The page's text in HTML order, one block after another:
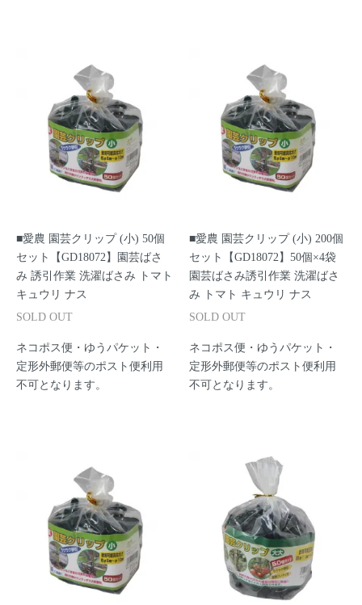
■愛農 園芸クリップ (小) 50個
セット【GD18072】園芸ばさ
み 誘引作業 洗濯ばさみ トマト
キュウリ ナス
SOLD OUT
ネコポス便・ゆうパケット・
定形外郵便等のポスト便利用
不可となります。
■愛農 園芸クリップ (小) 200個
セット【GD18072】50個×4袋
園芸ばさみ誘引作業 洗濯ばさ
み トマト キュウリ ナス
SOLD OUT
ネコポス便・ゆうパケット・
定形外郵便等のポスト便利用
不可となります。